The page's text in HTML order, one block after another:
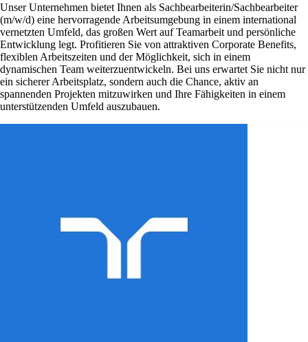
Unser Unternehmen bietet Ihnen als Sachbearbeiterin/Sachbearbeiter
(m/w/d) eine hervorragende Arbeitsumgebung in einem international
vernetzten Umfeld, das großen Wert auf Teamarbeit und persönliche
Entwicklung legt. Profitieren Sie von attraktiven Corporate Benefits,
flexiblen Arbeitszeiten und der Möglichkeit, sich in einem
dynamischen Team weiterzuentwickeln. Bei uns erwartet Sie nicht nur
ein sicherer Arbeitsplatz, sondern auch die Chance, aktiv an
spannenden Projekten mitzuwirken und Ihre Fähigkeiten in einem
unterstützenden Umfeld auszubauen.